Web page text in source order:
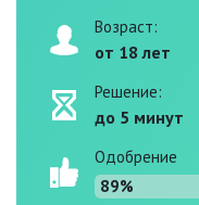
Возраст:
от 18 лет
Решение:
до 5 минут
Одобрение
89%